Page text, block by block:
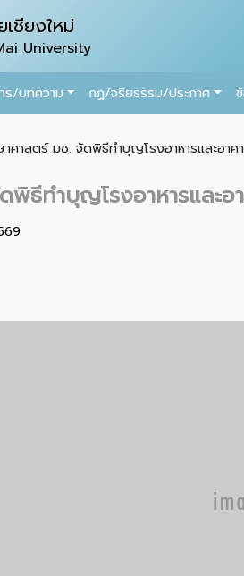
ชียงใหม่
University
ร/บทความ กฏ/จริยธรรม/ประกาศ
ศาสตร์ มช. จัดพิธีทำบุญโรงอาหารและอา
ธีทำบุญโรงอาหารและ